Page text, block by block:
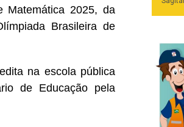
Matemática 2025, da
Brasileira de
na escola pública
de Educação pela